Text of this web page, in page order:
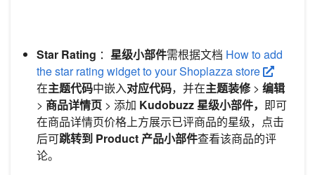
Star Rating ： 星级小部件需根据文档 How to add
the star rating widget to your Shoplazza store
在主题代码中嵌入对应代码，并在主题装修> 编辑
> 商品详情页 > 添加 Kudobuzz 星级小部件， 即可
在商品详情页价格上方展示已评商品的星级，点击
后可跳转到 Product 产品小部件查看该商品的评
论。